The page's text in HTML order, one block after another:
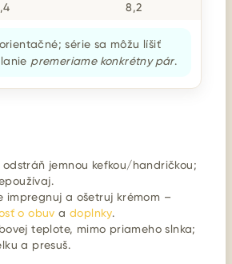
8,2
série sa môžu líšiť
premeriame konkrétny pár.
odstráň jemnou kefkou/handričkou;
impregnuj a ošetruj krémom –
o obuv adoplnky.
teplote, mimo priameho slnka;
a presuš.